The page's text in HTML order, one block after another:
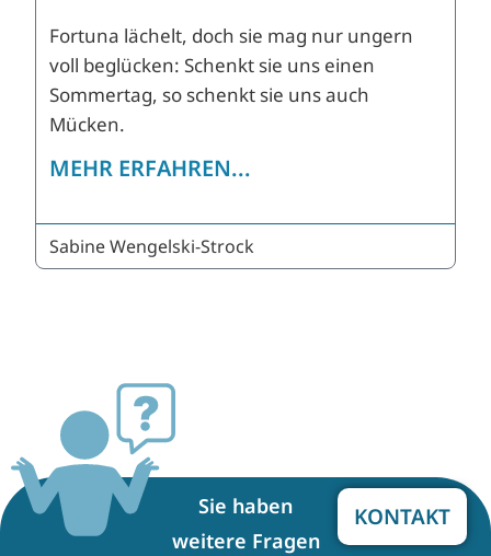
Fortuna lächelt, doch sie mag nur ungern
voll beglücken: Schenkt sie uns einen
Sommertag, so schenkt sie uns auch
Mücken.
MEHR ERFAHREN...
Sabine Wengelski-Strock
Sie haben
weitere Fragen
KONTAKT